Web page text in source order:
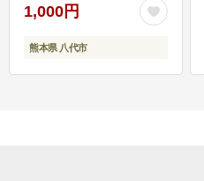
1,000円
熊本県 八代市